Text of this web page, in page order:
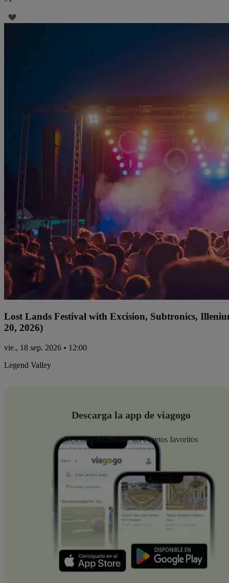
Lost Lands Festival with Excision, Subtronics,
20, 2026)
vie., 18 sep. 2026 • 12:00
Legend Valley
Descarga la app de viagogo
Descubre fácilmente tus eventos favoritos